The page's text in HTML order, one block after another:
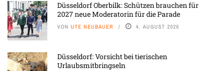
Düsseldorf Oberbilk: Schützen brauchen für
2027 neue Moderatorin für die Parade
VON UTE NEUBAUER 4. AUGUST 2026
Düsseldorf: Vorsicht bei tierischen
Urlaubsmitbringseln